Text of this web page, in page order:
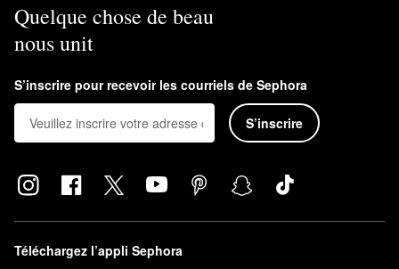
Quelque chose de beau
nous unit
S’inscrire pour recevoir les courriels de Sephora
S’inscrire
Téléchargez l’appli Sephora